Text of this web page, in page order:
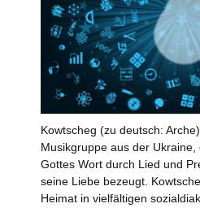
Kowtscheg (zu deutsch:
Musikgruppe aus der
Gottes Wort durch Lied und
seine Liebe bezeugt.
Heimat in vielfältigen